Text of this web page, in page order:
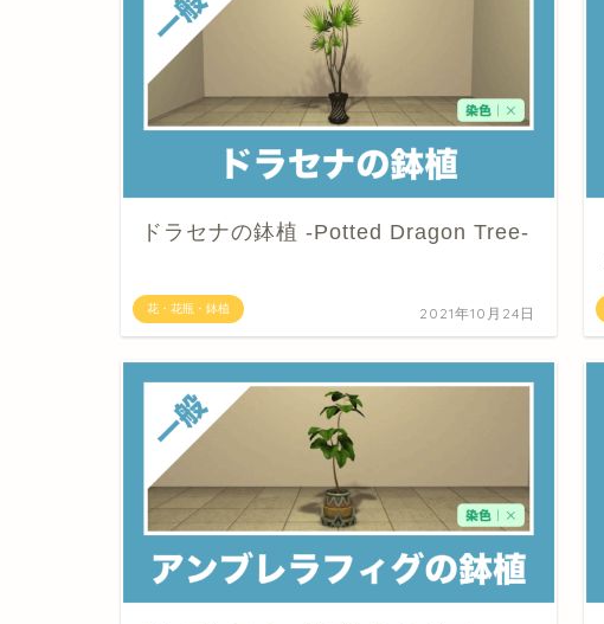
花・花瓶・鉢植
ドラセナの鉢植 -Potted Dragon Tree-
2021年10月24日